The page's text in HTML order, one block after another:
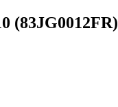
(83JG0012FR)